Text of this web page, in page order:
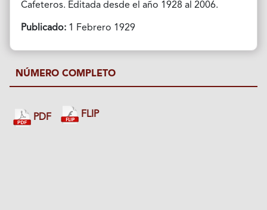
Cafeteros. Editada desde el año 1928 al 2006.
Publicado:1 Febrero 1929
NÚMERO COMPLETO
PDF FLIP